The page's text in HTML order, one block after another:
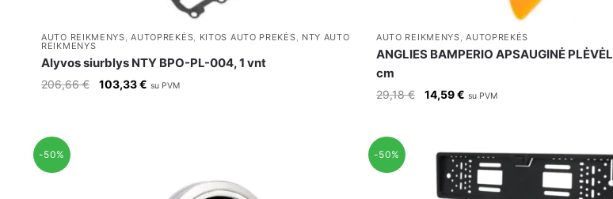
AUTO REIKMENYS ,AUTOPREKĖS KITOS AUTO PREKĖS NTY AUTO
REIKMENYS
Alyvos siurblys NTY BPO-PL-004, 1 vnt
206,66€
Original
103,33€ Current
su PVM
AUTO REIKMENYS ,AUTOPREKĖS
ANGLIES BAMPERIO APSAUGINĖ
cm
29,18€
Original
14,59€Current
su PVM
-50% -50%